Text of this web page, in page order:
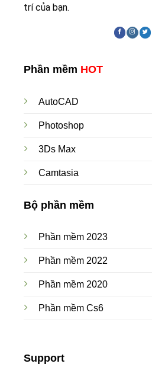
trí của bạn.
Phần mềm HOT
AutoCAD
Photoshop
3Ds Max
Camtasia
Bộ phần mềm
Phần mềm 2023
Phần mềm 2022
Phần mềm 2020
Phần mềm Cs6
Support